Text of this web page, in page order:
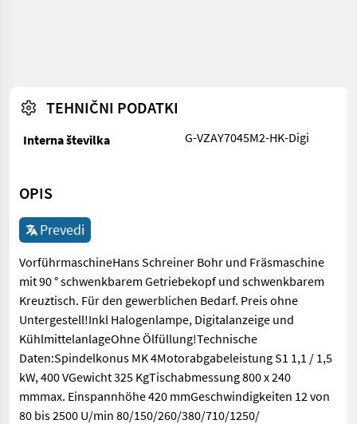
TEHNIČNI PODATKI
Interna številka G-VZAY7045M2-HK-Digi
OPIS
Prevedi
VorführmaschineHans Schreiner Bohr und Fräsmaschine
mit 90 ° schwenkbarem Getriebekopf und schwenkbarem
Kreuztisch. Für den gewerblichen Bedarf. Preis ohne
Untergestell!Inkl Halogenlampe, Digitalanzeige und
KühlmittelanlageOhne Ölfüllung!Technische
Daten:Spindelkonus MK 4Motorabgabeleistung S1 1,1 / 1,5
kW, 400 VGewicht 325 KgTischabmessung 800 x 240
mmmax. Einspannhöhe 420 mmGeschwindigkeiten 12 von
80 bis 2500 U/min 80/150/260/380/710/1250/